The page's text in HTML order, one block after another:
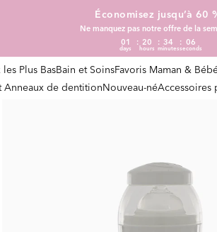
Économisez jusqu’à 60
Ne manquez pas notre offre de la
01
days
20
hours
34
minutes
05
seconds
les Plus BasBain et SoinsFavoris Maman &
Anneaux de dentitionNouveau-néAccessoires